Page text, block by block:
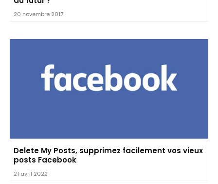
20 novembre 2017
Delete My Posts, supprimez facilement vos vieux
posts Facebook
21 avril 2022